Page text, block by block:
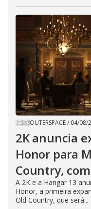
OUTERSPACE/ 04/08/
2K anuncia
Honor para
Country,
A 2K e a Hangar 13
Honor, a primeira
Old Country, que será...